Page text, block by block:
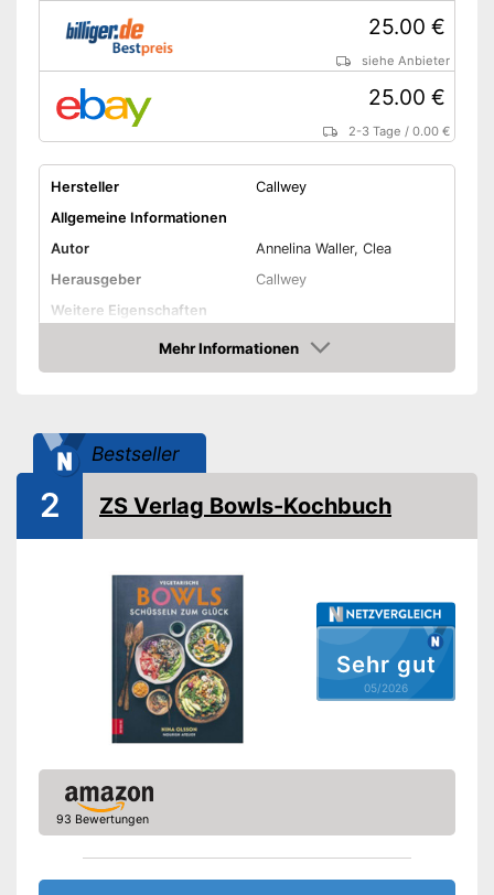
25.00 €
siehe Anbieter
25.00 €
2-3 Tage /0.00 €
Hersteller
Callwey
Allgemeine Informationen
Autor
Annelina Waller, Clea
Herausgeber
Callwey
Weitere Eigenschaften
Gebunden
Anzahl Seiten
160
Mehr Informationen
Amazon
Bestseller
Sehr gut
05/2026
2 ZS Verlag Bowls-Kochbuch
93 Bewertungen